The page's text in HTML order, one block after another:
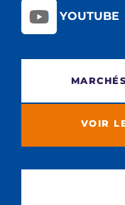
YOUTUBE
VOIR